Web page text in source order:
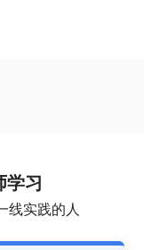
学习
线实践的人